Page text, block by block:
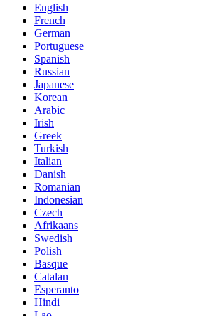
English
French
German
Portuguese
Spanish
Russian
Japanese
Korean
Arabic
Irish
Greek
Turkish
Italian
Danish
Romanian
Indonesian
Czech
Afrikaans
Swedish
Polish
Basque
Catalan
Esperanto
Hindi